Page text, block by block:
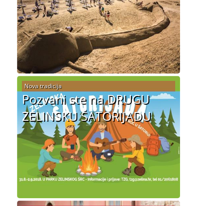
Pozvani ste na DRUGU
ZELINSKU ŠATORIJADU
Nova tradicija